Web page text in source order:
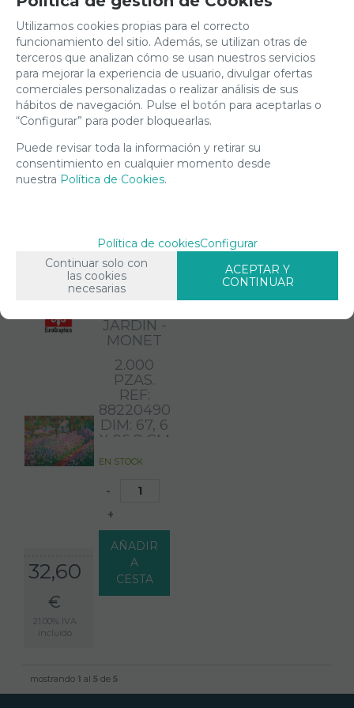
incluido
PANORAMA
1000
PZAS.REF:
60104366.
DIM: 96 X
32 CM.
EN STOCK
-
+
€
incluido
1000
PZAS
DIM:
48X68
CM
EN STOCK
+
32,60
€
21.00% IVA
incluido
JARDIN -
MONET
2.000
PZAS.
REF:
882204908.
DIM: 67, 6
X 96,8 CM
EN STOCK
-
+
AÑADIR
A
CESTA
mostrando 1 al5 de 5
Utilizamos cookies propias para el correcto
funcionamiento del sitio. Además, se utilizan otras de
terceros que analizan cómo se usan nuestros servicios
para mejorar la experiencia de usuario, divulgar ofertas
comerciales personalizadas o realizar análisis de sus
hábitos de navegación. Pulse el botón para aceptarlas o
“Configurar” para poder bloquearlas.
Puede revisar toda la información y retirar su
consentimiento en cualquier momento desde
nuestra Política de Cookies.
Política de cookiesConfigurar
Continuar solo con
las cookies
necesarias
ACEPTAR Y
CONTINUAR